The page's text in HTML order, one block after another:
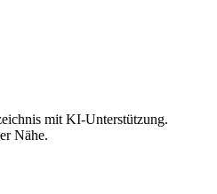
mit KI-Unterstützung.
Nähe.